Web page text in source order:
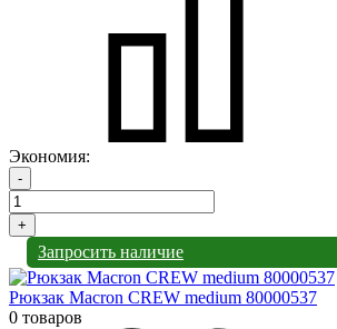
Экономия:
-
+
Запросить наличие
Рюкзак Macron CREW medium 80000537
0 товаров